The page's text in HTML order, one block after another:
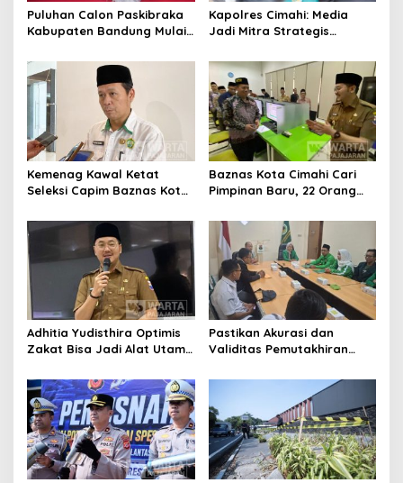
s
Puluhan Calon Paskibraka
Kabupaten Bandung Mulai
Kapolres Cimahi: Media
Jadi Mitra Strategis
Publik
Kemenag Kawal Ketat
Seleksi Capim Baznas Kota
Komisioner Baznas
Berintegritas
Baznas Kota Cimahi Cari
Pimpinan Baru, 22 Orang
Adhitia Yudisthira Optimis
Zakat Bisa Jadi Alat Utama
Kota Cimahi
Pastikan Akurasi dan
Validitas Pemutakhiran
Cimahi Lakukan